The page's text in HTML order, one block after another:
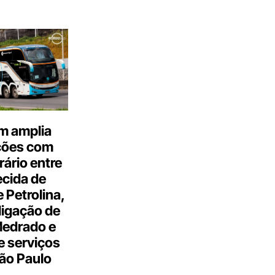
amplia
com
entre
de
Petrolina,
de
e
serviços
Paulo